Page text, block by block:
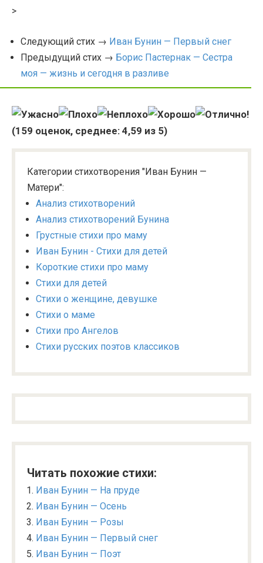
>
Следующий стих → Иван Бунин — Первый снег
Предыдущий стих → Борис Пастернак — Сестра
моя — жизнь и сегодня в разливе
(159 оценок, среднее: 4,59 из 5)
Категории стихотворения "Иван Бунин —
Матери":
Анализ стихотворений
Анализ стихотворений Бунина
Грустные стихи про маму
Иван Бунин - Стихи для детей
Короткие стихи про маму
Стихи для детей
Стихи о женщине, девушке
Стихи о маме
Стихи про Ангелов
Стихи русских поэтов классиков
Читать похожие стихи:
Иван Бунин — На пруде
Иван Бунин — Осень
Иван Бунин — Розы
Иван Бунин — Первый снег
Иван Бунин — Поэт